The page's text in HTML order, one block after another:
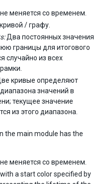
меняется со временем.
/ графу.
Два постоянных значения
границы для итогового
случайно из всех
кривые определяют
значений в
текущее значение
из этого диапазона.
the main module has the
меняется со временем.
a start color specified by